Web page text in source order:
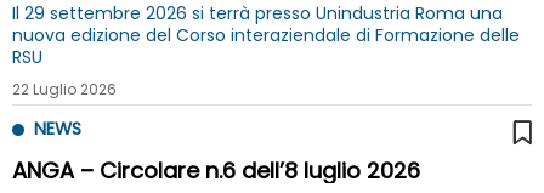
Il 29 settembre 2026 si terrà presso Unindustria Roma una
nuova edizione del Corso interaziendale di Formazione delle
RSU
22 Luglio 2026
NEWS
ANGA – Circolare n.6 dell’8 luglio 2026